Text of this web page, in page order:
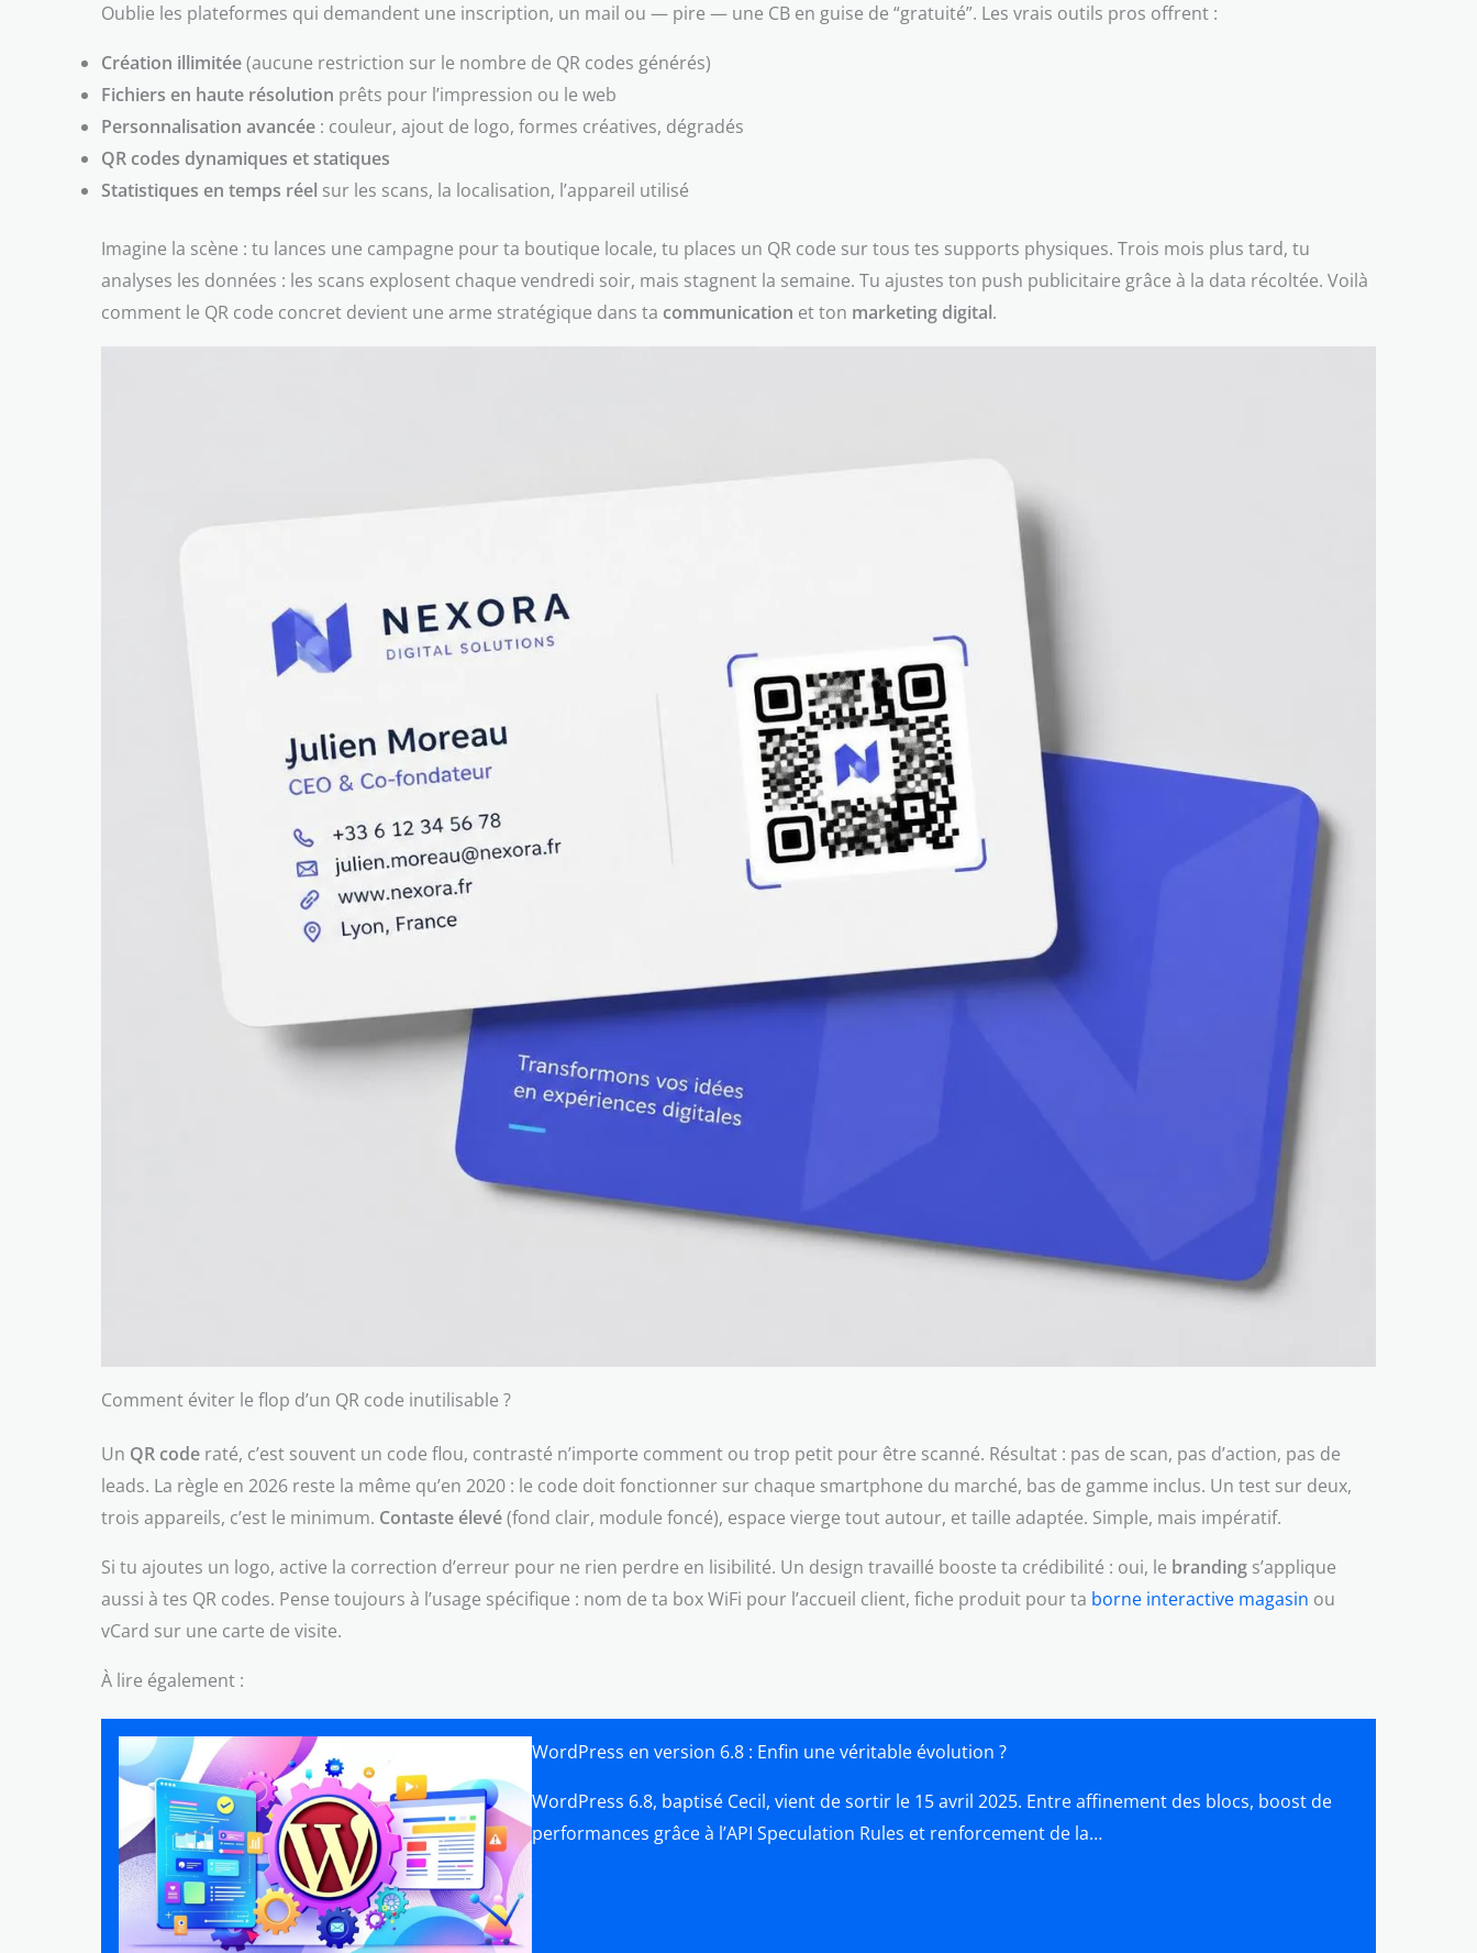
Oublie les plateformes qui demandent une inscription, un mail ou — pire — une CB en guise de “gratuité”. Les vrais outils pros offrent :
Création illimitée(aucune restriction sur le nombre de QR codes générés)
Fichiers en haute résolution prêts pour l’impression ou le web
Personnalisation avancée : couleur, ajout de logo, formes créatives, dégradés
QR codes dynamiques et statiques
Statistiques en temps réel sur les scans, la localisation, l’appareil utilisé
Imagine la scène : tu lances une campagne pour ta boutique locale, tu places un QR code sur tous tes supports physiques. Trois mois plus tard, tu
analyses les données : les scans explosent chaque vendredi soir, mais stagnent la semaine. Tu ajustes ton push publicitaire grâce à la data récoltée. Voilà
comment le QR code concret devient une arme stratégique dans ta communication et ton marketing digital.
Comment éviter le flop d’un QR code inutilisable ?
Un QR code raté, c’est souvent un code flou, contrasté n’importe comment ou trop petit pour être scanné. Résultat : pas de scan, pas d’action, pas de
leads. La règle en 2026 reste la même qu’en 2020 : le code doit fonctionner sur chaque smartphone du marché, bas de gamme inclus. Un test sur deux,
trois appareils, c’est le minimum. Contaste élevé(fond clair, module foncé), espace vierge tout autour, et taille adaptée. Simple, mais impératif.
Si tu ajoutes un logo, active la correction d’erreur pour ne rien perdre en lisibilité. Un design travaillé booste ta crédibilité : oui, le branding s’applique
aussi à tes QR codes. Pense toujours à l’usage spécifique : nom de ta box WiFi pour l’accueil client, fiche produit pour ta borne interactive magasin ou
vCard sur une carte de visite.
À lire également :
WordPress en version 6.8 : Enfin une véritable évolution ?
WordPress 6.8, baptisé Cecil, vient de sortir le 15 avril 2025. Entre affinement des blocs, boost de
performances grâce à l’API Speculation Rules et renforcement de la…